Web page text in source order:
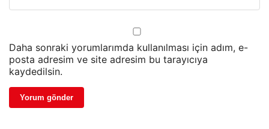
Daha sonraki yorumlarımda kullanılması için adım, e-
posta adresim ve site adresim bu tarayıcıya
kaydedilsin.